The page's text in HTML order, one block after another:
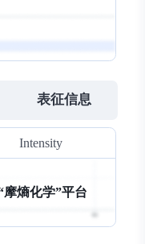
表征信息
Intensity
摩熵化学”平台
摩熵化学
摩熵化学